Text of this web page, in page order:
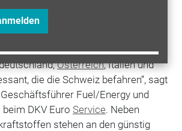
des DKV in der
mitEni
ist vor allem für unsere
Österreich, Italien und
die die Schweiz befahren“, sagt
Fuel/Energy und
DKV Euro Service. Neben
stehen an den günstig